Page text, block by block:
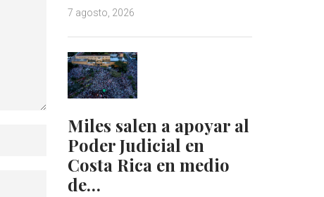
7 agosto, 2026
Miles salen a apoyar al
Poder Judicial en
Costa Rica en medio
de…